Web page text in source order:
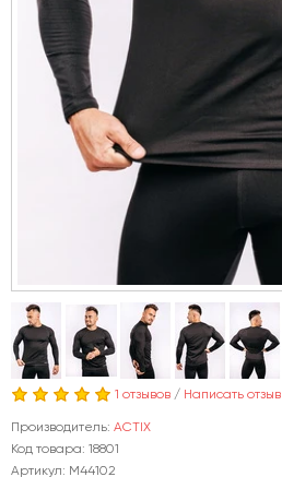
1 отзывов / Написать отзыв
Производитель: ACTIX
Код товара: 18801
Артикул: М44102